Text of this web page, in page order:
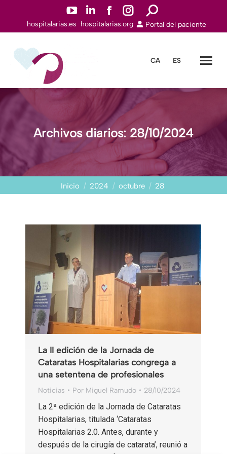
YouTuben
abre
ventana
Linkedinn
abre
ventana
Facebookn
abre
ventana
Instagramn
abre
ventana
Buscar:
hospitalarias.es hospitalarias.org Portal del paciente
CA ES
Archivos diarios: 28/10/2024
Inicio 2024 octubre 28
La II edición de la Jornada de
Cataratas Hospitalarias congrega a
una setentena de profesionales
Noticias Por Miguel Ramudo 28/10/2024
La 2ª edición de la Jornada de Cataratas
Hospitalarias, titulada ‘Cataratas
Hospitalarias 2.0. Antes, durante y
después de la cirugía de catarata’, reunió a